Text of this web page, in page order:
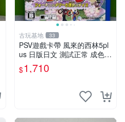
古玩基地 33
PSV遊戲卡帶 風來的西林5pl
us 日版日文 測試正常 成色如
圖 買家自負 風來的西林5plus
PSV 日版
$1,710